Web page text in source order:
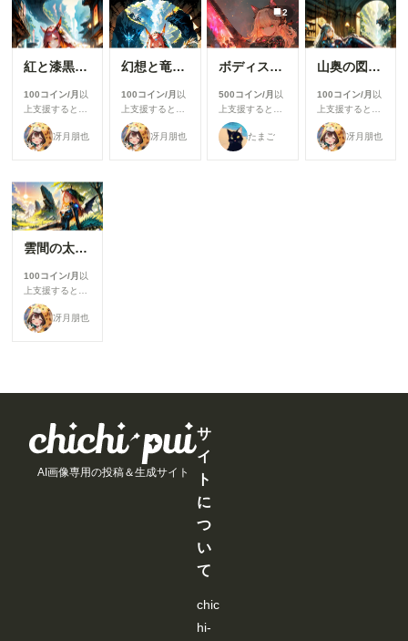
で公開します👀
気に入っていた
だけたら、ぜひ
メンバーシップ
へどうぞ！ →
はこちら
https://members
hip.chichi-
pui.com/users/h
igh_heels0923/
紅と漆黒に揺らめく幻影の街角
100コイン/月 以
上支援すると見
ることができま
す
冴月朋也
幻想と竜と断崖絶壁と翼持つケモミミちゃん
100コイン/月 以
上支援すると見
ることができま
す
冴月朋也
2
ボディスーツ。
500コイン/月 以
上支援すると見
ることができま
す
たまご
山奥の図書館でゆっくりくつろぐケモミミメカ娘ちゃんと外から覗き込む謎の巨大ビースト型ロボット
100コイン/月 以
上支援すると見
ることができま
す
冴月朋也
雲間の太陽と巨岩の草原とツヤテカ黒スーツおすわりケモミミちゃん
100コイン/月 以
上支援すると見
ることができま
す
冴月朋也
AI画像専用の投稿＆生成サイト
サ
イ
ト
に
つ
い
て
chic
hi-